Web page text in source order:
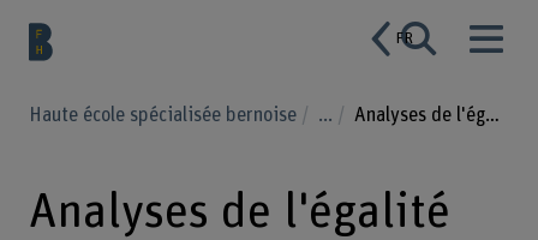
FR
Haute école spécialisée bernoise ... Analyses de l'égalité des salaires : évaluation de l'article 13 de la LEg
Analyses de l'égalité